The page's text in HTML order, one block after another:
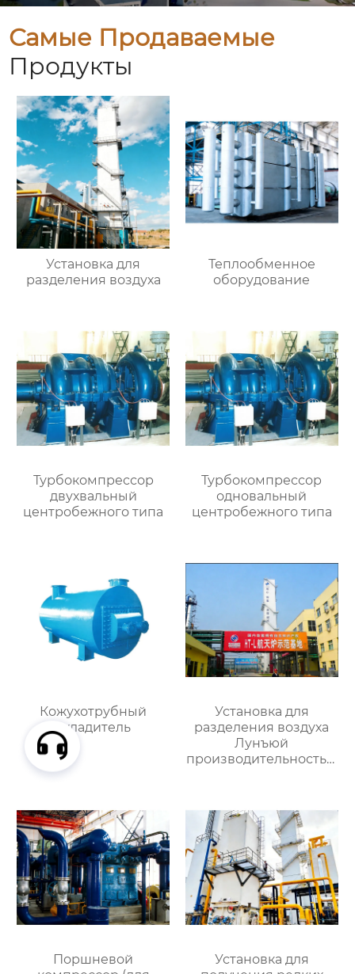
Самые Продаваемые
Продукты
Установка для
разделения воздуха
Теплообменное
оборудование
Турбокомпрессор
двухвальный
центробежного типа
Турбокомпрессор
одновальный
центробежного типа
Кожухотрубный
охладитель
Установка для
разделения воздуха
Лунъюй
производительностью
Поршневой
Установка для